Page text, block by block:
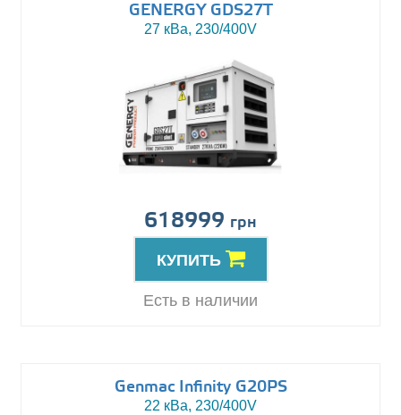
GENERGY GDS27T
27 кВа, 230/400V
618999 грн
КУПИТЬ
Есть в наличии
Genmac Infinity G20PS
22 кВа, 230/400V